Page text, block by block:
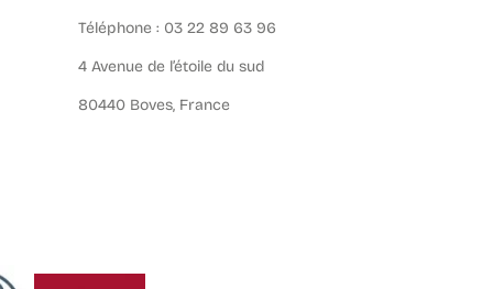
Téléphone : 03 22 89 63 96
4 Avenue de l’étoile du sud
80440 Boves, France